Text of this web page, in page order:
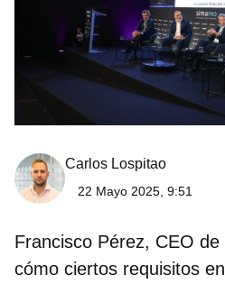
Carlos Lospitao
22 Mayo 2025, 9:51
Francisco Pérez, CEO
cómo ciertos requisitos